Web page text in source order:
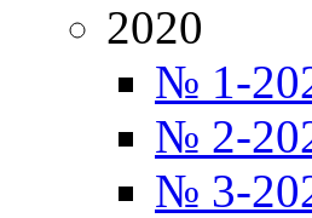
2020
№ 1-
№ 2-
№ 3-